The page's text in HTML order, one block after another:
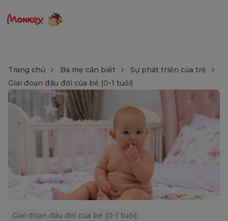
Trang chủ Ba mẹ cần biết
Sự phát triển của trẻ
Giai đoạn đầu đời của bé (0-1 tuổi)
Giai đoạn đầu đời của bé (0-1 tuổi)